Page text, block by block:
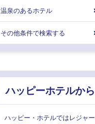
温泉のあるホテル
その他条件で検索する
ハッピーホテルから
ハッピー・ホテルではレジャー